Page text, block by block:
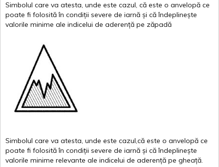
Simbolul care va atesta, unde este cazul, că este o anvelopă ce
poate fi folosită în condiții severe de iarnă și că îndeplinește
valorile minime ale indicelui de aderență pe zăpadă
Simbolul care va atesta, unde este cazul,că este o anvelopă ce
poate fi folosită în condiții severe de iarnă și că îndeplinește
valorile minime relevante ale indicelui de aderență pe gheață.